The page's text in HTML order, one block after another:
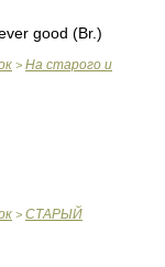
good (Br.)
> На старого и
> СТАРЫЙ